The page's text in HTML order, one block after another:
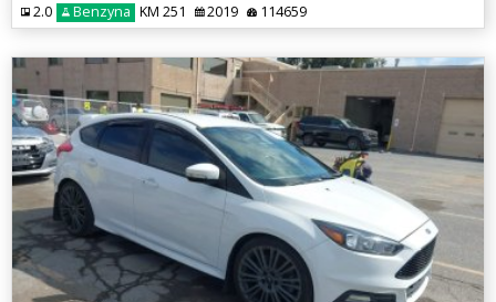
2.0 Benzyna KM 251 2019 114659